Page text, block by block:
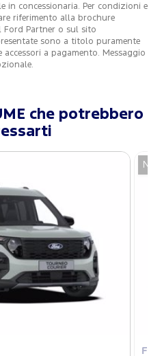
in concessionaria. Per condizioni e
riferimento alla brochure
Ford Partner o sul sito
sono a titolo puramente
a pagamento. Messaggio
che potrebbero